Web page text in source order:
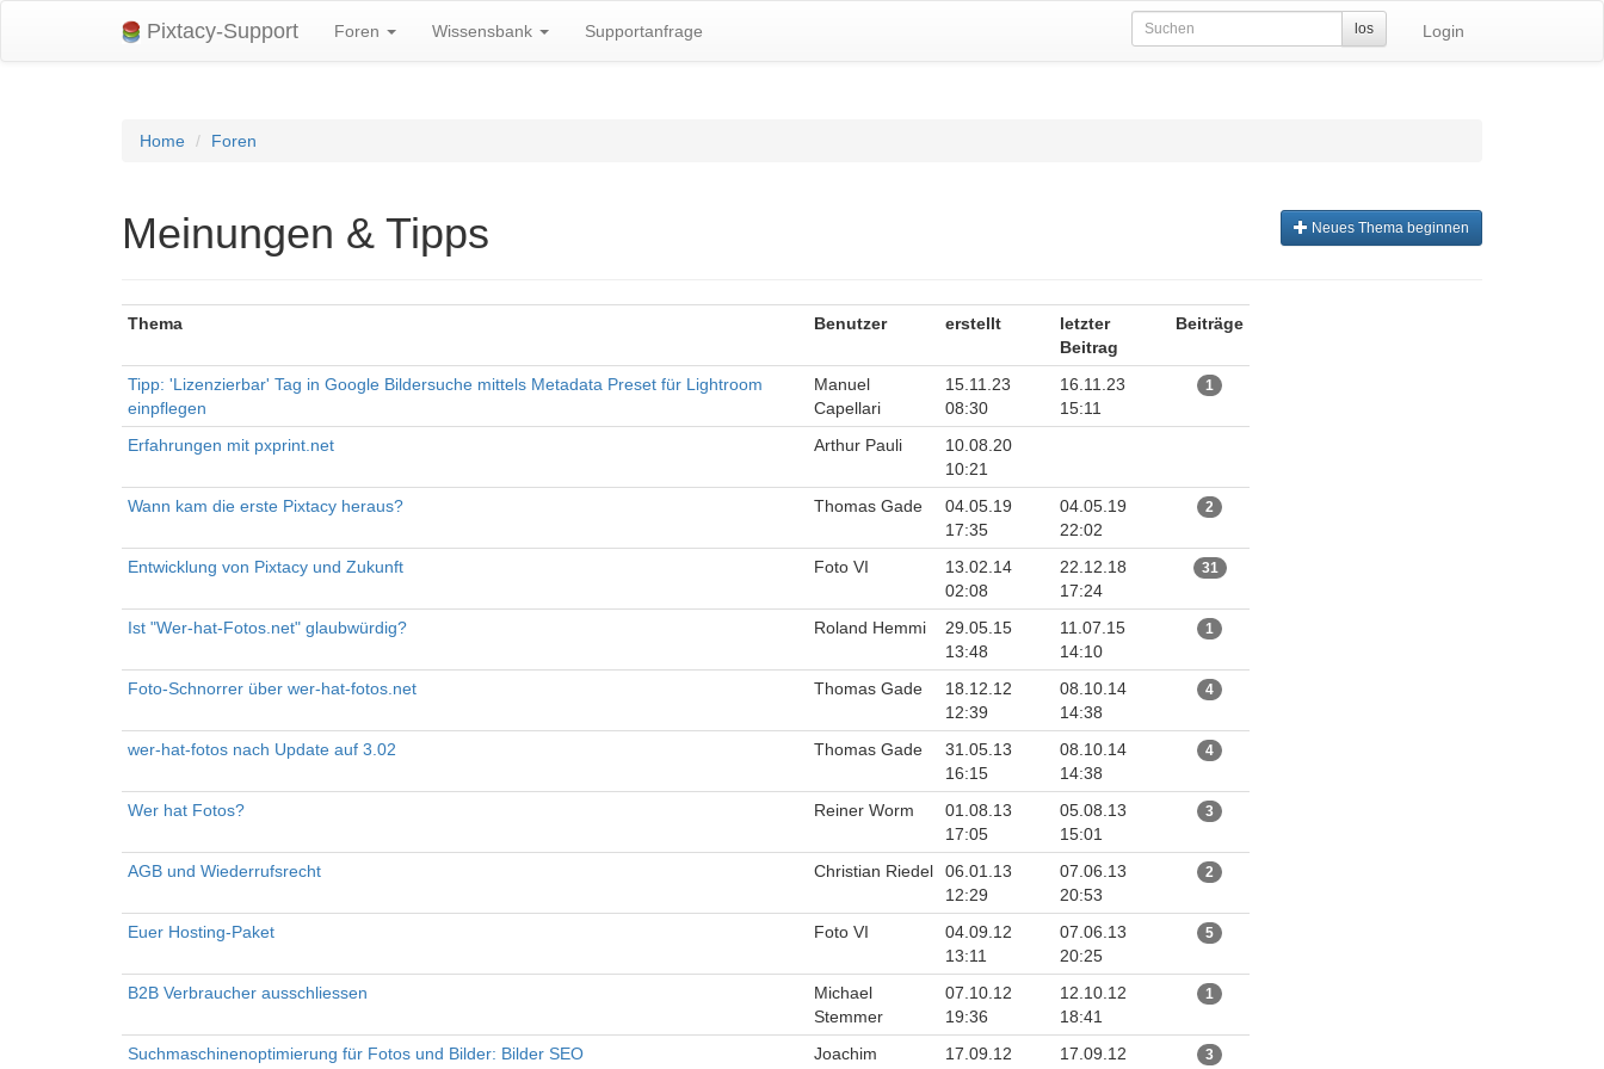
Pixtacy-Support Foren Wissensbank Supportanfrage Login
los
Home Foren
Neues Thema beginnen
Meinungen & Tipps
Thema Benutzer erstellt
letzter
Beitrag
Beiträge
Tipp: 'Lizenzierbar' Tag in Google Bildersuche mittels Metadata Preset für Lightroom
einpflegen
Manuel
Capellari
15.11.23
08:30
16.11.23
15:11
1
Erfahrungen mit pxprint.net Arthur Pauli
10.08.20
10:21
Wann kam die erste Pixtacy heraus?
Thomas Gade
04.05.19
17:35
04.05.19
22:02
2
Entwicklung von Pixtacy und Zukunft Foto VI
13.02.14
02:08
22.12.18
17:24
31
Ist "Wer-hat-Fotos.net" glaubwürdig? Roland Hemmi
29.05.15
13:48
11.07.15
14:10
1
Foto-Schnorrer über wer-hat-fotos.net Thomas Gade
18.12.12
12:39
08.10.14
14:38
4
wer-hat-fotos nach Update auf 3.02 Thomas Gade
31.05.13
16:15
08.10.14
14:38
4
Wer hat Fotos? Reiner Worm
01.08.13
17:05
05.08.13
15:01
3
AGB und Wiederrufsrecht Christian Riedel
06.01.13
12:29
07.06.13
20:53
2
Euer Hosting-Paket Foto VI
04.09.12
13:11
07.06.13
20:25
5
B2B Verbraucher ausschliessen
Michael
Stemmer
07.10.12
19:36
12.10.12
18:41
1
Suchmaschinenoptimierung für Fotos und Bilder: Bilder SEO
Joachim
17.09.12
17.09.12
3